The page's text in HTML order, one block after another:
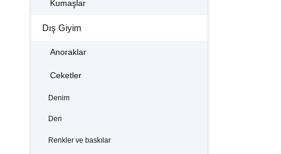
Kumaşlar
Dış Giyim
Anoraklar
Ceketler
Denim
Deri
Renkler ve baskılar